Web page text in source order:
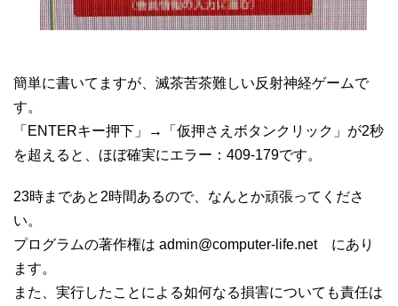
簡単に書いてますが、滅茶苦茶難しい反射神経ゲームで
す。
「ENTERキー押下」→「仮押さえボタンクリック」が2秒
を超えると、ほぼ確実にエラー：409-179です。
23時まであと2時間あるので、なんとか頑張ってくださ
い。
プログラムの著作権は admin@computer-life.net にあり
ます。
また、実行したことによる如何なる損害についても責任は